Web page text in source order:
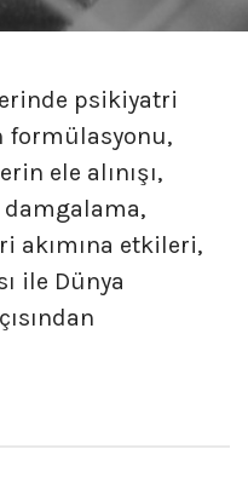
psikiyatri
formülasyonu,
ele alınışı,
akımına etkileri,
ile Dünya